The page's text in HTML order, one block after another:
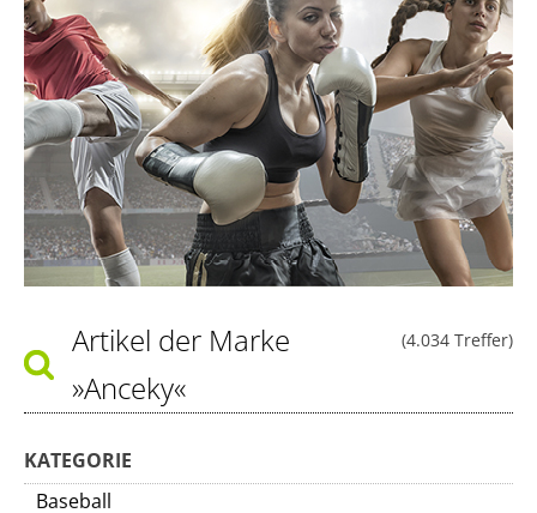
(4.034 Treffer)
Artikel der Marke
»Anceky«
KATEGORIE
Baseball